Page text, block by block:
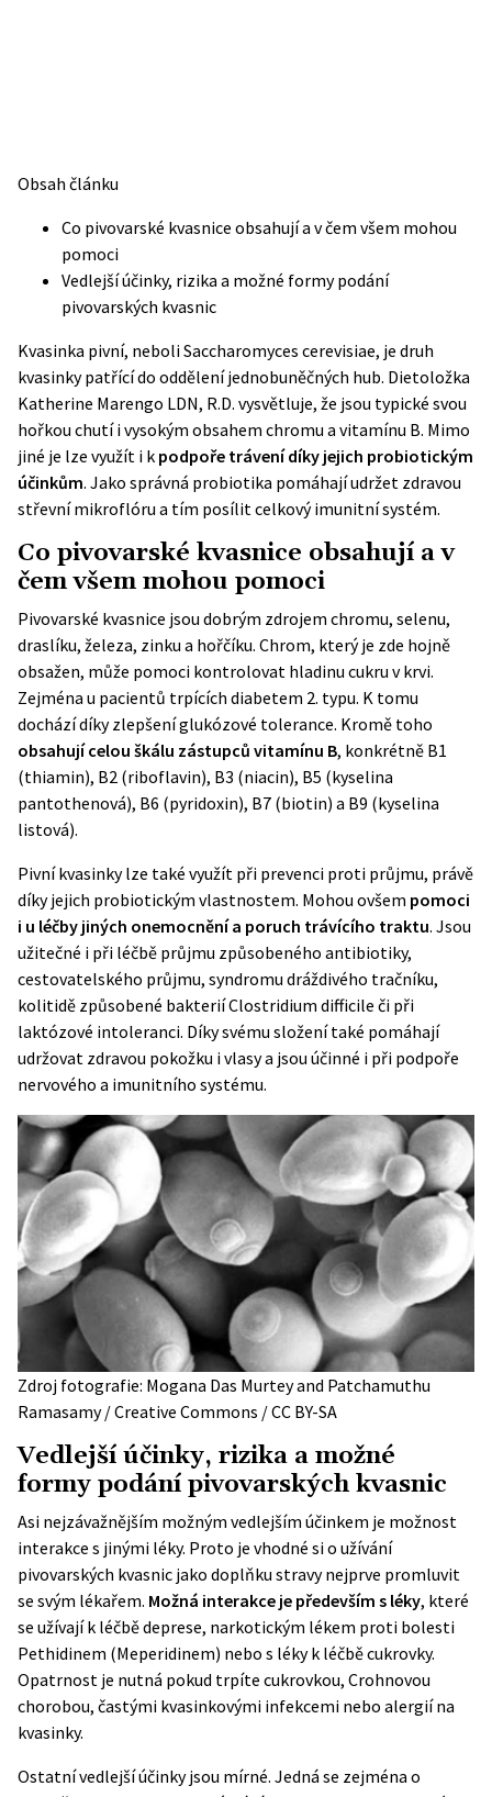
Obsah článku
Co pivovarské kvasnice obsahují a v čem všem mohou
pomoci
Vedlejší účinky, rizika a možné formy podání
pivovarských kvasnic
Kvasinka pivní, neboli Saccharomyces cerevisiae, je druh
kvasinky patřící do oddělení jednobuněčných hub. Dietoložka
Katherine Marengo LDN, R.D. vysvětluje, že jsou typické svou
hořkou chutí i vysokým obsahem chromu a vitamínu B. Mimo
jiné je lze využít i k podpoře trávení díky jejich probiotickým
účinkům. Jako správná probiotika pomáhají udržet zdravou
střevní mikroflóru a tím posílit celkový imunitní systém.
Co pivovarské kvasnice obsahují a v
čem všem mohou pomoci
Pivovarské kvasnice jsou dobrým zdrojem chromu, selenu,
draslíku, železa, zinku a hořčíku. Chrom, který je zde hojně
obsažen, může pomoci kontrolovat hladinu cukru v krvi.
Zejména u pacientů trpících diabetem 2. typu. K tomu
dochází díky zlepšení glukózové tolerance. Kromě toho
obsahují celou škálu zástupců vitamínu B, konkrétně B1
(thiamin), B2 (riboflavin), B3 (niacin), B5 (kyselina
pantothenová), B6 (pyridoxin), B7 (biotin) a B9 (kyselina
listová).
Pivní kvasinky lze také využít při prevenci proti průjmu, právě
díky jejich probiotickým vlastnostem. Mohou ovšem pomoci
i u léčby jiných onemocnění a poruch trávícího traktu. Jsou
užitečné i při léčbě průjmu způsobeného antibiotiky,
cestovatelského průjmu, syndromu dráždivého tračníku,
kolitidě způsobené bakterií Clostridium difficile či při
laktózové intoleranci. Díky svému složení také pomáhají
udržovat zdravou pokožku i vlasy a jsou účinné i při podpoře
nervového a imunitního systému.
Zdroj fotografie: Mogana Das Murtey and Patchamuthu
Ramasamy / Creative Commons / CC BY-SA
Vedlejší účinky, rizika a možné
formy podání pivovarských kvasnic
Asi nejzávažnějším možným vedlejším účinkem je možnost
interakce s jinými léky. Proto je vhodné si o užívání
pivovarských kvasnic jako doplňku stravy nejprve promluvit
se svým lékařem. Možná interakce je především s léky, které
se užívají k léčbě deprese, narkotickým lékem proti bolesti
Pethidinem (Meperidinem) nebo s léky k léčbě cukrovky.
Opatrnost je nutná pokud trpíte cukrovkou, Crohnovou
chorobou, častými kvasinkovými infekcemi nebo alergií na
kvasinky.
Ostatní vedlejší účinky jsou mírné. Jedná se zejména o